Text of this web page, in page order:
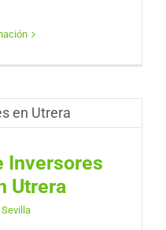
Inversores
Utrera
Sevilla